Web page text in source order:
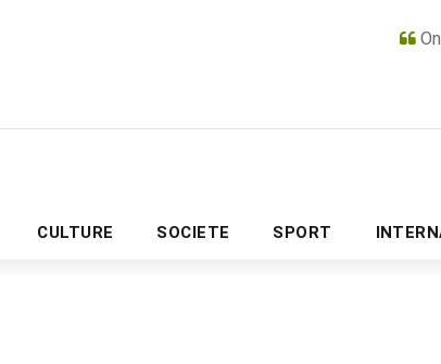
CULTURE SOCIETE SPORTPUBLICITÉ